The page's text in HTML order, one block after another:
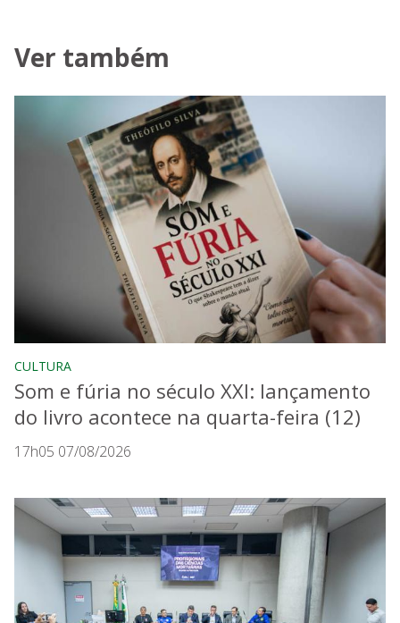
Ver também
CULTURA
Som e fúria no século XXI: lançamento
do livro acontece na quarta-feira (12)
17h05 07/08/2026